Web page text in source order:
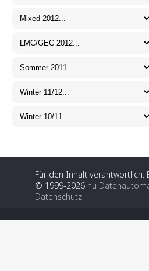
Für den Inhalt verantwortlich:
© 1999-2026 nu
Datenschutz